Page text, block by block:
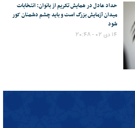
حداد عادل در همایش تکریم از بانوان: انتخابات
میدان آزمایش بزرگ است و باید چشم دشمنان کور
شود
۱۴ دی ۰۲ - ۲۰:۴۸